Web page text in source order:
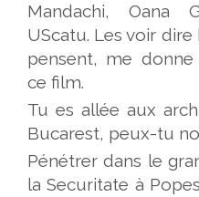
Mandachi, Oana
UScatu. Les voir
pensent, me donne
ce film.
Tu es allée aux
Bucarest, peux-tu
Pénétrer dans le
la Securitate à